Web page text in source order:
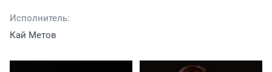
Исполнитель:
Кай Метов